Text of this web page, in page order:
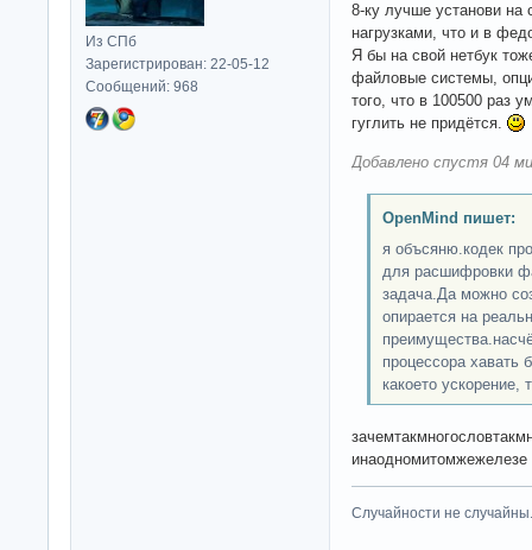
Из СПб
Зарегистрирован: 22-05-12
Сообщений: 968
8-ку лучше установи на
нагрузками, что и в
Я бы на свой нетбук
файловые системы,
того, что в 100500 раз
гуглить не придётся.
Добавлено спустя 04
OpenMind пишет:
я объсяню.кодек
для расшифровки
задача.Да можно
опирается на
процессора хавать
какоето ускорение,
инаодномитомжежелезе
Случайности не случайны.